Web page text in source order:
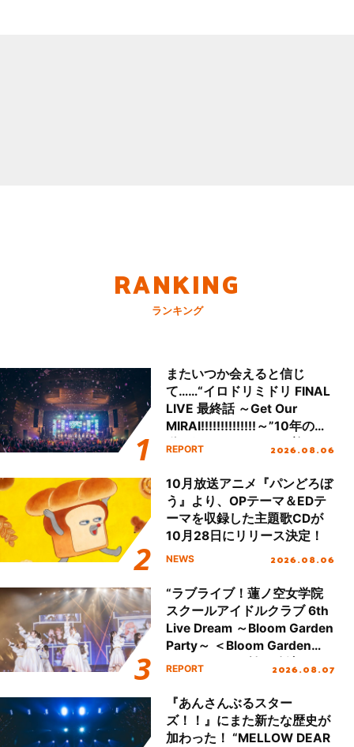
RANKING
ランキング
またいつか会えると信じ
て……“イロドリミドリ FINAL
LIVE 最終話 ～Get Our
MIRAI!!!!!!!!!!!!!!～”10年の活
動を経てファイナルを迎える
REPORT 2026.08.06
10月放送アニメ『パンどろぼ
う』より、OPテーマ＆EDテ
ーマを収録した主題歌CDが
10月28日にリリース決定！
NEWS 2026.08.06
“ラブライブ！蓮ノ空女学院
スクールアイドルクラブ 6th
Live Dream ～Bloom Garden
Party～ ＜Bloom Garden
Party Stage／埼玉公演＞”
REPORT 2026.08.07
『あんさんぶるスター
ズ！！』にまた新たな歴史が
加わった！ “MELLOW DEAR